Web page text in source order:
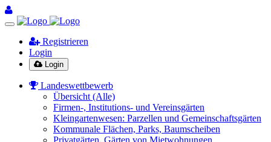
Registrieren
Login
Login
Landeswettbewerb
Übersicht (Alle)
Firmen-, Institutions- und Vereinsgärten
Kleingartenwesen: Parzellen und Gemeinschaftsgärten
Kommunale Flächen, Parks, Baumscheiben
Privatgärten, Gärten von Mietwohnungen